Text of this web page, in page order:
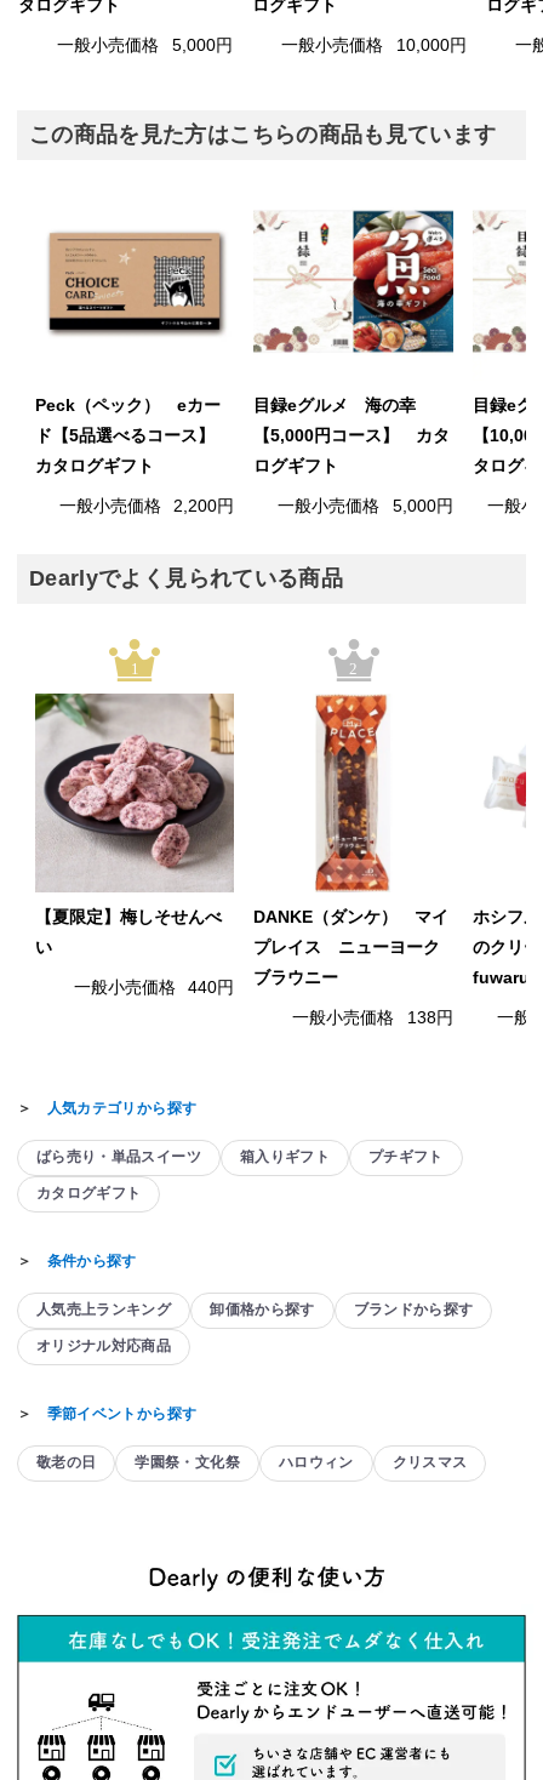
タログギフト
一般小売価格 5,000円
ログギフト
一般小売価格 10,000円
ログギ
一
この商品を見た方はこちらの商品も見ています
Peck（ペック） eカー
ド【5品選べるコース】
カタログギフト
一般小売価格 2,200円
目録eグルメ 海の幸
【5,000円コース】 カタ
ログギフト
一般小売価格 5,000円
目録e
【
タログ
一般小
Dearlyでよく見られている商品
1
【夏限定】梅しそせんべ
い
一般小売価格 440円
2
DANKE（ダンケ） マイ
プレイス ニューヨーク
ブラウニー
一般小売価格 138円
ホシフ
のクリ
fuwaru
一般
＞ 人気カテゴリから探す
ばら売り・単品スイーツ 箱入りギフト プチギフト
カタログギフト
＞ 条件から探す
人気売上ランキング 卸価格から探す ブランドから探す
オリジナル対応商品
＞ 季節イベントから探す
敬老の日 学園祭・文化祭 ハロウィン クリスマス